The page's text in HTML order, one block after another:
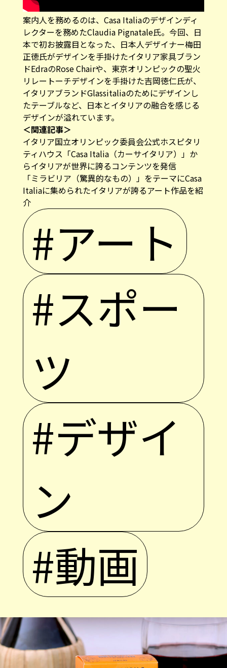
案内人を務めるのは、Casa Italiaのデザインディ
レクターを務めたClaudia Pignatale氏。今回、日
本で初お披露目となった、日本人デザイナー梅田
正徳氏がデザインを手掛けたイタリア家具ブラン
ドEdraのRose Chairや、東京オリンピックの聖火
リレートーチデザインを手掛けた吉岡徳仁氏が、
イタリアブランドGlassitaliaのためにデザインし
たテーブルなど、日本とイタリアの融合を感じる
デザインが溢れています。
＜関連記事＞
イタリア国立オリンピック委員会公式ホスピタリ
ティハウス「Casa Italia（カーサイタリア）」か
らイタリアが世界に誇るコンテンツを発信
「ミラビリア（驚異的なもの）」をテーマにCasa
Italiaに集められたイタリアが誇るアート作品を紹
介
#アート
#スポー
ツ
#デザイ
ン
#動画